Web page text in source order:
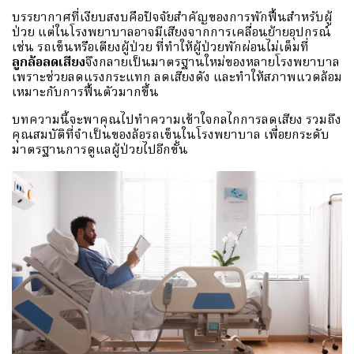
บรรยากาศที่เงียบสงบคือปัจจัยสำคัญของการพักฟื้นสำหรับผู้
ป่วย แต่ในโรงพยาบาลอาจมีเสียงจากการเคลื่อนย้ายอุปกรณ์
เช่น รถเข็นหรือเตียงผู้ป่วย ที่ทำให้ผู้ป่วยพักผ่อนไม่เต็มที่
ลูกล้อลดเสียงจึงกลายเป็นมาตรฐานใหม่ของหลายโรงพยาบาล
เพราะช่วยลดแรงกระแทก ลดเสียงดัง และทำให้สภาพแวดล้อม
เหมาะกับการฟื้นตัวมากขึ้น
บทความนี้จะพาคุณไปทำความเข้าใจกลไกการลดเสียง รวมถึง
คุณสมบัติที่จำเป็นของล้อรถเข็นในโรงพยาบาล เพื่อยกระดับ
มาตรฐานการดูแลผู้ป่วยไปอีกขั้น